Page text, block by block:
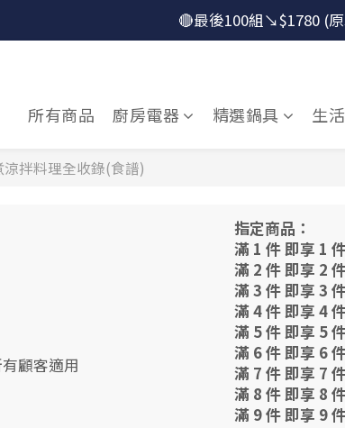
🔴最後100組↘$1780 (
🔴最後100組↘$1780 (
🔥燕三條．職人手工🔥
所有商品 廚房電器 精選鍋具 生
拌料理全收錄(食譜)
顧客適用
指定商品：
滿 1 件 即享 1
滿 2 件 即享 2
滿 3 件 即享 3
滿 4 件 即享 4
滿 5 件 即享 5
滿 6 件 即享 6
滿 7 件 即享 7
滿 8 件 即享 8
滿 9 件 即享 9